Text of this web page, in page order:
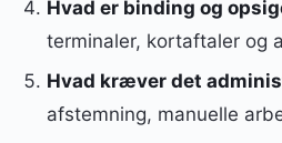
Hvad er binding og
terminaler, kortaftaler og
Hvad kræver det
afstemning, manuelle